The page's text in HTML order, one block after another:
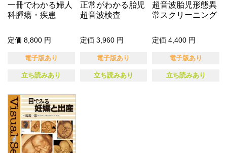
一冊でわかる婦人
科腫瘍・疾患
定価 8,800 円
電子版あり
立ち読みあり
正常がわかる胎児
超音波検査
定価 3,960 円
電子版あり
立ち読みあり
超音波胎児形態異
常スクリーニング
定価 4,400 円
電子版あり
立ち読みあり